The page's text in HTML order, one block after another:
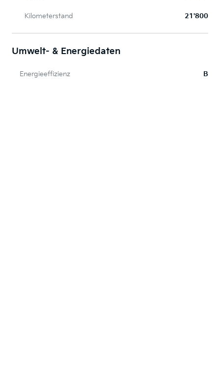
Kilometerstand 21'800
Umwelt- & Energiedaten
Energieeffizienz B